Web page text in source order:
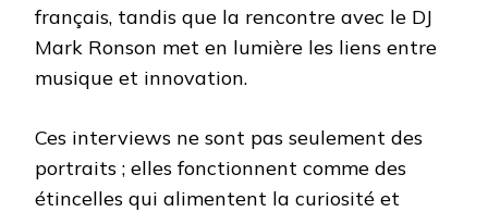
français, tandis que la rencontre avec le DJ
Mark Ronson met en lumière les liens entre
musique et innovation.
Ces interviews ne sont pas seulement des
portraits ; elles fonctionnent comme des
étincelles qui alimentent la curiosité et